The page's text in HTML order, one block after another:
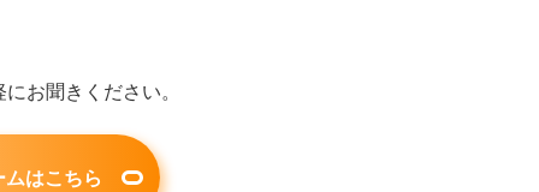
お聞きください。
はこちら